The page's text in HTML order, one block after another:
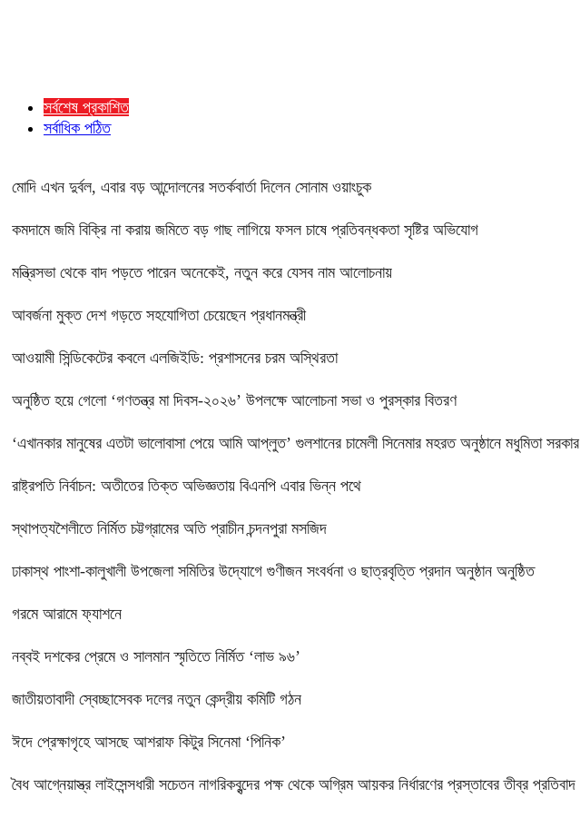
সর্বশেষ প্রকাশিত
সর্বাধিক পঠিত
মোদি এখন দুর্বল, এবার বড় আন্দোলনের সতর্কবার্তা দিলেন সোনাম ওয়াংচুক
কমদামে জমি বিক্রি না করায় জমিতে বড় গাছ লাগিয়ে ফসল চাষে প্রতিবন্ধকতা সৃষ্টির অভিযোগ
মন্ত্রিসভা থেকে বাদ পড়তে পারেন অনেকেই, নতুন করে যেসব নাম আলোচনায়
আবর্জনা মুক্ত দেশ গড়তে সহযোগিতা চেয়েছেন প্রধানমন্ত্রী
‎আওয়ামী সিন্ডিকেটের কবলে এলজিইডি: প্রশাসনের চরম অস্থিরতা
অনুষ্ঠিত হয়ে গেলো ‘গণতন্ত্র মা দিবস-২০২৬’ উপলক্ষে আলোচনা সভা ও পুরস্কার বিতরণ
‘এখানকার মানুষের এতটা ভালোবাসা পেয়ে আমি আপ্লুত’ গুলশানের চামেলী সিনেমার মহরত অনুষ্ঠানে মধুমিতা সরকার
রাষ্ট্রপতি নির্বাচন: অতীতের তিক্ত অভিজ্ঞতায় বিএনপি এবার ভিন্ন পথে
স্থাপত্যশৈলীতে নির্মিত চট্টগ্রামের অতি প্রাচীন চন্দনপুরা মসজিদ
ঢাকাস্থ পাংশা-কালুখালী উপজেলা সমিতির উদ্যোগে গুণীজন সংবর্ধনা ও ছাত্রবৃত্তি প্রদান অনুষ্ঠান অনুষ্ঠিত
গরমে আরামে ফ্যাশনে
নব্বই দশকের প্রেমে ও সালমান স্মৃতিতে নির্মিত ‘লাভ ৯৬’
জাতীয়তাবাদী স্বেচ্ছাসেবক দলের নতুন কেন্দ্রীয় কমিটি গঠন
ঈদে প্রেক্ষাগৃহে আসছে আশরাফ কিটুর সিনেমা ‘পিনিক’
বৈধ আগ্নেয়াস্ত্র লাইসেন্সধারী সচেতন নাগরিকবৃন্দের পক্ষ থেকে অগ্রিম আয়কর নির্ধারণের প্রস্তাবের তীব্র প্রতিবাদ